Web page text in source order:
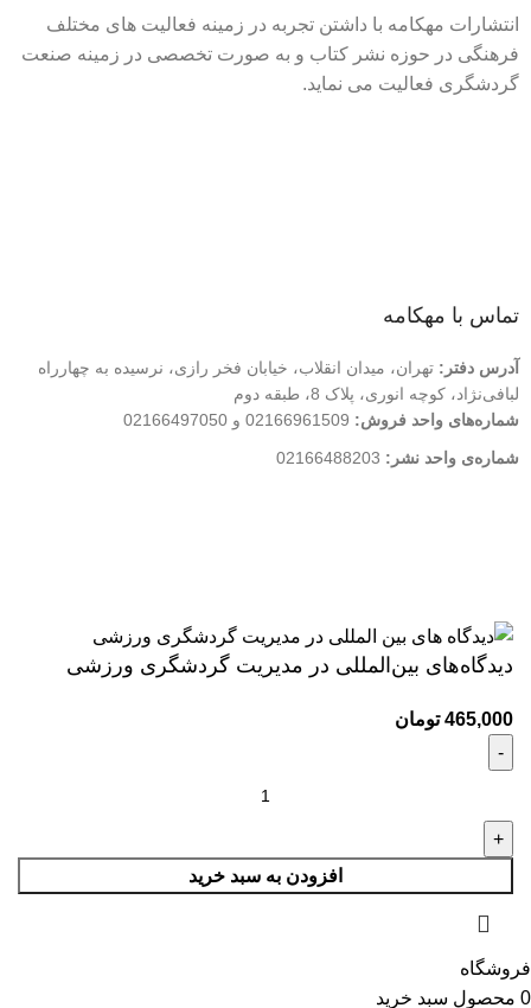
انتشارات مهکامه با داشتن تجربه در زمینه فعالیت های مختلف
فرهنگی در حوزه نشر کتاب و به صورت تخصصی در زمینه صنعت
گردشگری فعالیت می نماید.
تماس با مهکامه
آدرس دفتر: تهران، میدان انقلاب، خیابان فخر رازی، نرسیده به چهارراه
لبافی‌نژاد، کوچه انوری، پلاک 8، طبقه دوم
شماره‌های واحد فروش: 02166961509 و 02166497050
شماره‌‌ی واحد نشر:
دیدگاه‌های بین‌المللی در مدیریت گردشگری ورزشی
465,000 تومان
افزودن به سبد خرید
فروشگاه
0 محصول سبد خرید